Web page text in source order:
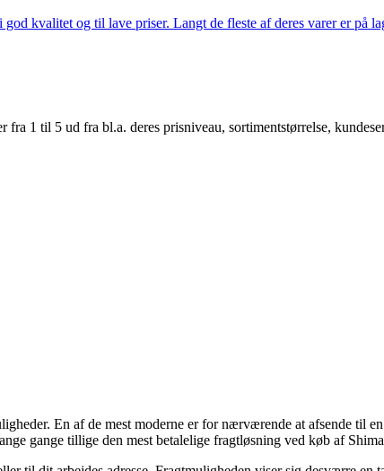
kvalitet og til lave priser. Langt de fleste af deres varer er på
1 til 5 ud fra bl.a. deres prisniveau, sortimentstørrelse,
En af de mest moderne er for nærværende at afsende til
gange tillige den mest betalelige fragtløsning ved køb af